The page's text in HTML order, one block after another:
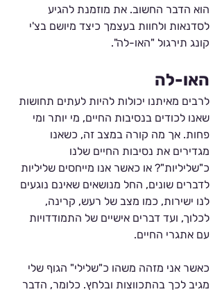
הוא הדבר החשוב. את מוזמנת להגיע
לסדנאות ולחוות בעצמך כיצד מיושם בצ'י
קונג תירגול "האו-לה".
האו-לה
לרבים מאיתנו יכולות להיות לעתים תחושות
שאנו לכודים בנסיבות החיים, מי יותר ומי
פחות. אך מה קורה במצב זה, כשאנו
מגדירים את נסיבות החיים שלנו
כ"שליליות"? או כאשר אנו מייחסים שליליות
לדברים שונים, החל מנושאים שאינם נוגעים
לנו ישירות, כמו מצב של רעש, קרינה,
לכלוך, ועד דברים אישיים של התמודדויות
עם אתגרי החיים.
כאשר אני מזהה משהו כ"שלילי" הגוף שלי
מגיב לכך בהתכווצות ובלחץ. כלומר, הדבר